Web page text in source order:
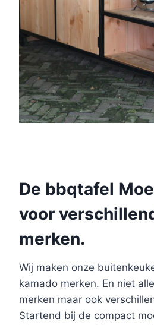
De bbqtafel
voor
merken.
Wij maken onze
kamado merken. En niet
merken maar ook
Startend bij de compact